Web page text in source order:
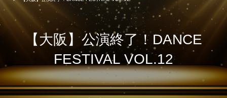
【大阪】公演終了！DANCE
FESTIVAL VOL.12